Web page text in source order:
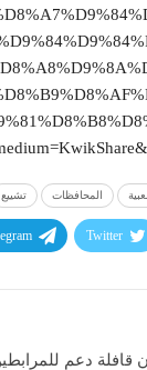
المحافظات تشييع
Twitter
قافلة دعم